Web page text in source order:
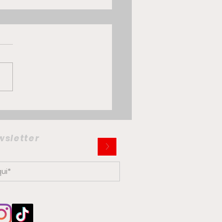
Multiplina: la citycar
che potrebbe
la mobilità
>